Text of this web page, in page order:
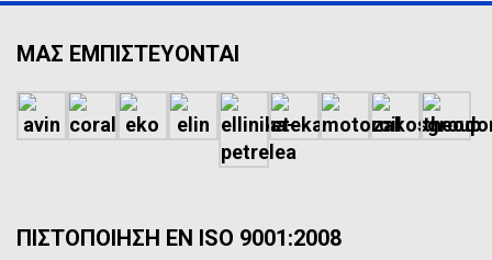
ΜΑΣ ΕΜΠΙΣΤΕΥΟΝΤΑΙ
ΠΙΣΤΟΠΟΙΗΣΗ EN ISO 9001:2008